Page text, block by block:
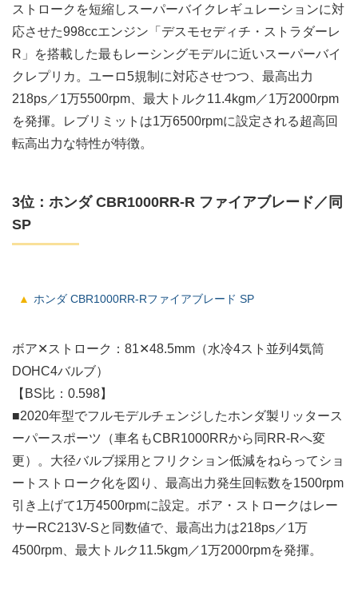
ストロークを短縮しスーパーバイクレギュレーションに対
応させた998ccエンジン「デスモセディチ・ストラダーレ
R」を搭載した最もレーシングモデルに近いスーパーバイ
クレプリカ。ユーロ5規制に対応させつつ、最高出力
218ps／1万5500rpm、最大トルク11.4kgm／1万2000rpm
を発揮。レブリミットは1万6500rpmに設定される超高回
転高出力な特性が特徴。
3位：ホンダ CBR1000RR-R ファイアブレード／同
SP
ホンダ CBR1000RR-Rファイアブレード SP
ボア✕ストローク：81✕48.5mm（水冷4スト並列4気筒
DOHC4バルブ）
【BS比：0.598】
■2020年型でフルモデルチェンジしたホンダ製リッタース
ーパースポーツ（車名もCBR1000RRから同RR-Rへ変
更）。大径バルブ採用とフリクション低減をねらってショ
ートストローク化を図り、最高出力発生回転数を1500rpm
引き上げて1万4500rpmに設定。ボア・ストロークはレー
サーRC213V-Sと同数値で、最高出力は218ps／1万
4500rpm、最大トルク11.5kgm／1万2000rpmを発揮。